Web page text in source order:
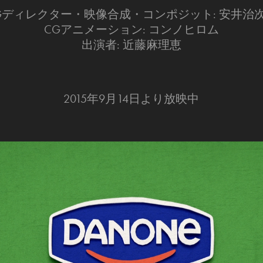
ディレクター・映像合成・コンポジット: 安井治
CGアニメーション: コンノヒロム
出演者: 近藤麻理恵
2015年9月14日より放映中